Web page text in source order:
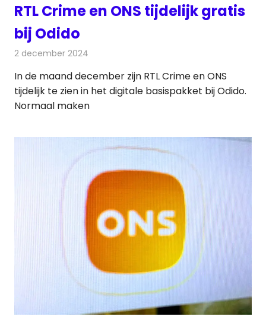
RTL Crime en ONS tijdelijk gratis
bij Odido
2 december 2024
In de maand december zijn RTL Crime en ONS
tijdelijk te zien in het digitale basispakket bij Odido.
Normaal maken